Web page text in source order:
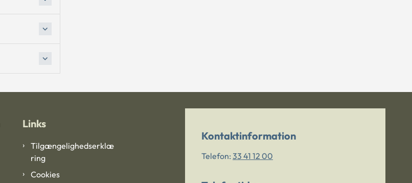
Links
Tilgængelighedserklæ
ring
Cookies
Kontaktinformation
Telefon: 33 41 12 00